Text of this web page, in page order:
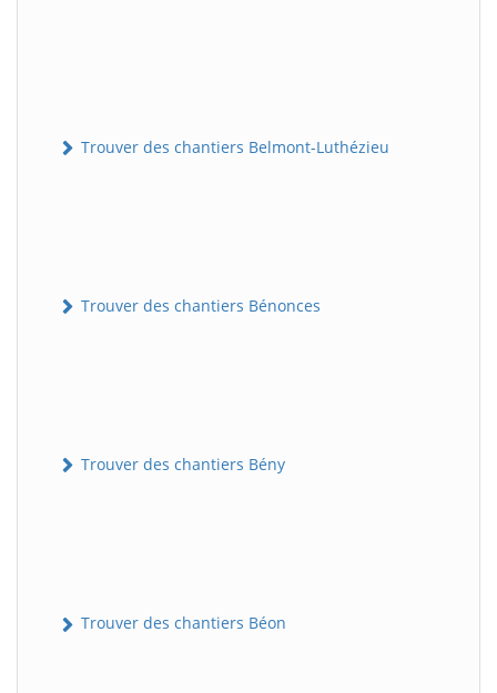
Trouver des chantiers Belmont-Luthézieu
Trouver des chantiers Bénonces
Trouver des chantiers Bény
Trouver des chantiers Béon